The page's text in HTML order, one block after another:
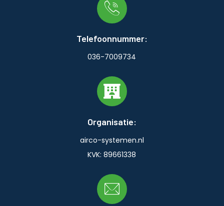
Telefoonnummer:
036-7009734
Organisatie:
airco-systemen.nl
KVK: 89661338